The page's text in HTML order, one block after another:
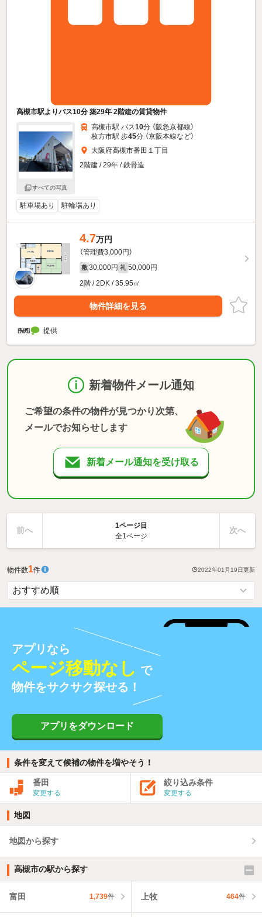
高槻市駅よりバス10分 築29年 2階建の賃貸物件
すべての写真
高槻市駅 バス10分 （阪急京都線）
枚方市駅 歩45分 （京阪本線など）
大阪府高槻市番田１丁目
2階建 / 29年 / 鉄骨造
駐車場あり 駐輪場あり
4.7万円
（管理費3,000円）
敷 30,000円 礼 50,000円
2階 / 2DK / 35.95㎡
物件詳細を見る
提供
新着物件メール通知
ご希望の条件の物件が見つかり次第、
メールでお知らせします
新着メール通知を受け取る
前へ
1ページ目
全1ページ
次へ
物件数1件 2022年01月19日更新
アプリなら
ページ移動なし で
物件をサクサク探せる！
アプリをダウンロード
条件を変えて候補の物件を増やそう！
番田
変更する
絞り込み条件
変更する
地図
地図から探す
高槻市の駅から探す
富田 1,739件 上牧 464件